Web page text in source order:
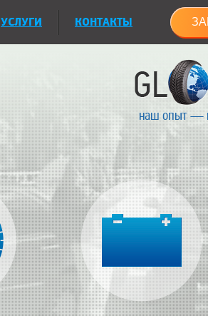
УСЛУГИ КОНТАКТЫ
наш опыт —